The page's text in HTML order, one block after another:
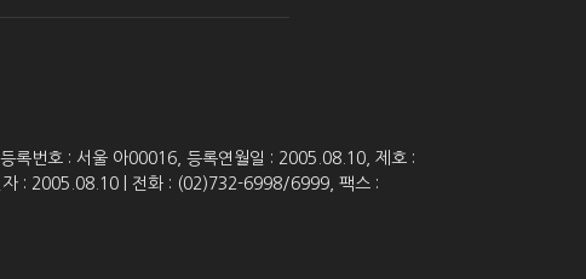
록번호 : 서울 아00016, 등록연월일 : 2005.08.10, 제호 :
자 : 2005.08.10 | 전화 : (02)732-6998/6999, 팩스 :